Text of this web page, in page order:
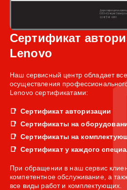
Сертификат
Lenovo
Наш сервисный центр обладает
осуществления
Lenovo сертификатами:
Сертификат авторизации
Сертификаты на
Сертификаты на
Сертификат у каждого
При обращении в наш сервис
компетентное обслуживание, а
все виды работ и комплектующих.